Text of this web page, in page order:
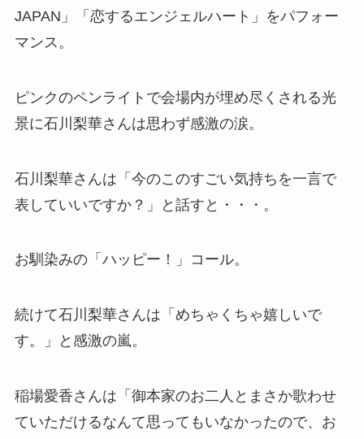
JAPAN」「恋するエンジェルハート」をパフォー
マンス。
ピンクのペンライトで会場内が埋め尽くされる光
景に石川梨華さんは思わず感激の涙。
石川梨華さんは「今のこのすごい気持ちを一言で
表していいですか？」と話すと・・・。
お馴染みの「ハッピー！」コール。
続けて石川梨華さんは「めちゃくちゃ嬉しいで
す。」と感激の嵐。
稲場愛香さんは「御本家のお二人とまさか歌わせ
ていただけるなんて思ってもいなかったので、お